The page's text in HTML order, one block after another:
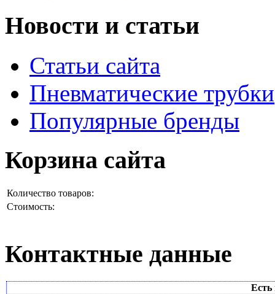
Новости и статьи
Статьи сайта
Пневматические трубки
Популярные бренды
Корзина сайта
Количество товаров:
Стоимость:
Контактные данные
Есть